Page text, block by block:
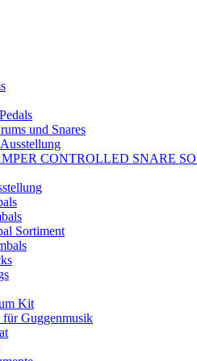
und Snares
CONTROLLED SNARE
Sortiment
Kit
für Guggenmusik